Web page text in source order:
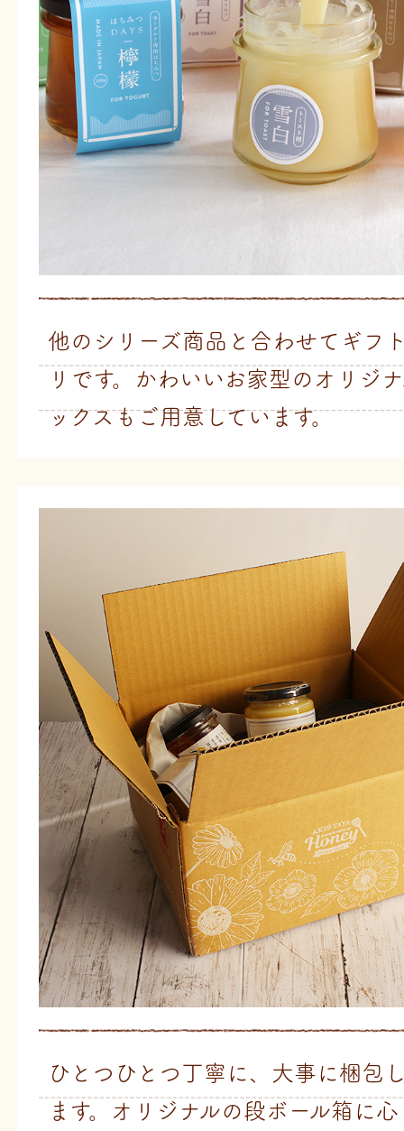
他のシリーズ商品と合わせてギフ
リです。かわいいお家型のオリジ
ックスもご用意しています。
ひとつひとつ丁寧に、大事に梱包
ます。オリジナルの段ボール箱に